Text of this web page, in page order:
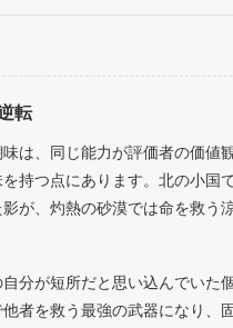
転
は、同じ能力が評価者の価値
持つ点にあります。北の小国
が、灼熱の砂漠では命を救う
分が短所だと思い込んでいた
他者を救う最強の武器になり、